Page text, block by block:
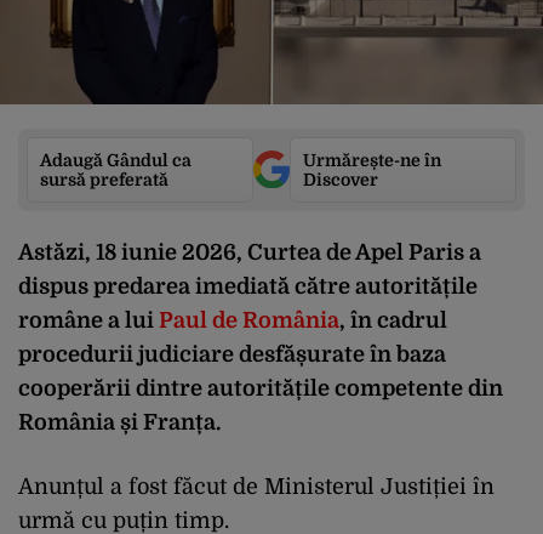
Adaugă Gândul ca
sursă preferată
Urmărește-ne în
Discover
Astăzi, 18 iunie 2026, Curtea de Apel Paris a
dispus predarea imediată către autoritățile
române a lui Paul de România, în cadrul
procedurii judiciare desfășurate în baza
cooperării dintre autoritățile competente din
România și Franța.
Anunțul a fost făcut de Ministerul Justiției în
urmă cu puțin timp.